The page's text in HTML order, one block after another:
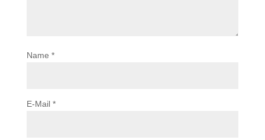
Name *
E-Mail *